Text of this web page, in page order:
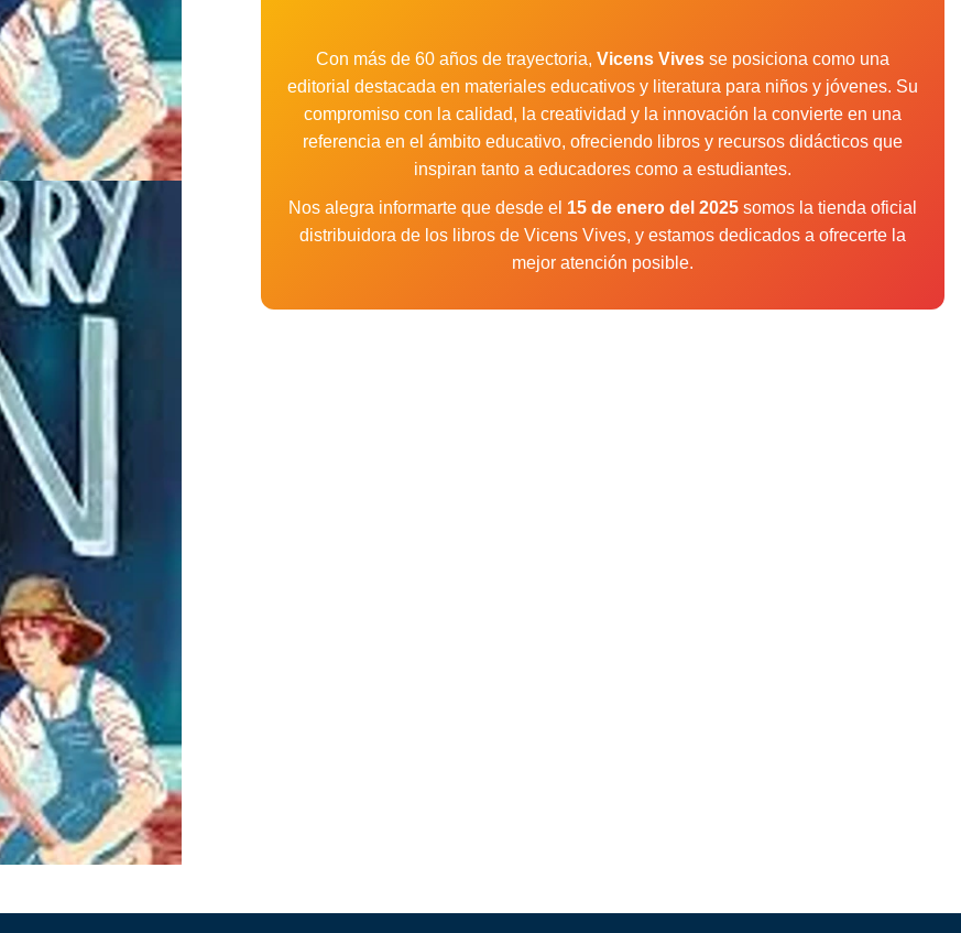
Con más de 60 años de trayectoria, Vicens Vives se posiciona como una
editorial destacada en materiales educativos y literatura para niños y jóvenes. Su
compromiso con la calidad, la creatividad y la innovación la convierte en una
referencia en el ámbito educativo, ofreciendo libros y recursos didácticos que
inspiran tanto a educadores como a estudiantes.
Nos alegra informarte que desde el 15 de enero del 2025 somos la tienda oficial
distribuidora de los libros de Vicens Vives, y estamos dedicados a ofrecerte la
mejor atención posible.